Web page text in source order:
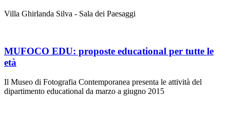
Villa Ghirlanda Silva - Sala dei Paesaggi
MUFOCO EDU: proposte educational per tutte le
età
Il Museo di Fotografia Contemporanea presenta le attività del
dipartimento educational da marzo a giugno 2015